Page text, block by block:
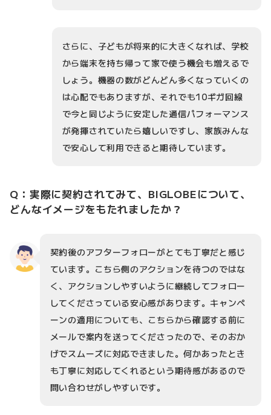
さらに、子どもが将来的に大きくなれば、学校
から端末を持ち帰って家で使う機会も増えるで
しょう。機器の数がどんどん多くなっていくの
は心配でもありますが、それでも10ギガ回線
で今と同じように安定した通信パフォーマンス
が発揮されていたら嬉しいですし、家族みんな
で安心して利用できると期待しています。
Q：実際に契約されてみて、BIGLOBEについて、
どんなイメージをもたれましたか？
契約後のアフターフォローがとても丁寧だと感じ
ています。こちら側のアクションを待つのではな
く、アクションしやすいように継続してフォロー
してくださっている安心感があります。キャンペ
ーンの適用についても、こちらから確認する前に
メールで案内を送ってくださったので、そのおか
げでスムーズに対応できました。何かあったとき
も丁寧に対応してくれるという期待感があるので
問い合わせがしやすいです。